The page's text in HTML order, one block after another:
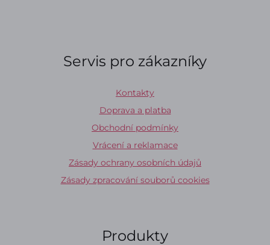
Servis pro zákazníky
Kontakty
Doprava a platba
Obchodní podmínky
Vrácení a reklamace
Zásady ochrany osobních údajů
Zásady zpracování souborů cookies
Produkty